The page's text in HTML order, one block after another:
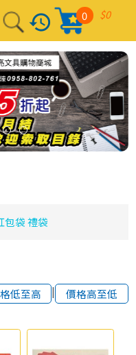
history $0
0
包袋 禮袋
低至高 | 價格高至低